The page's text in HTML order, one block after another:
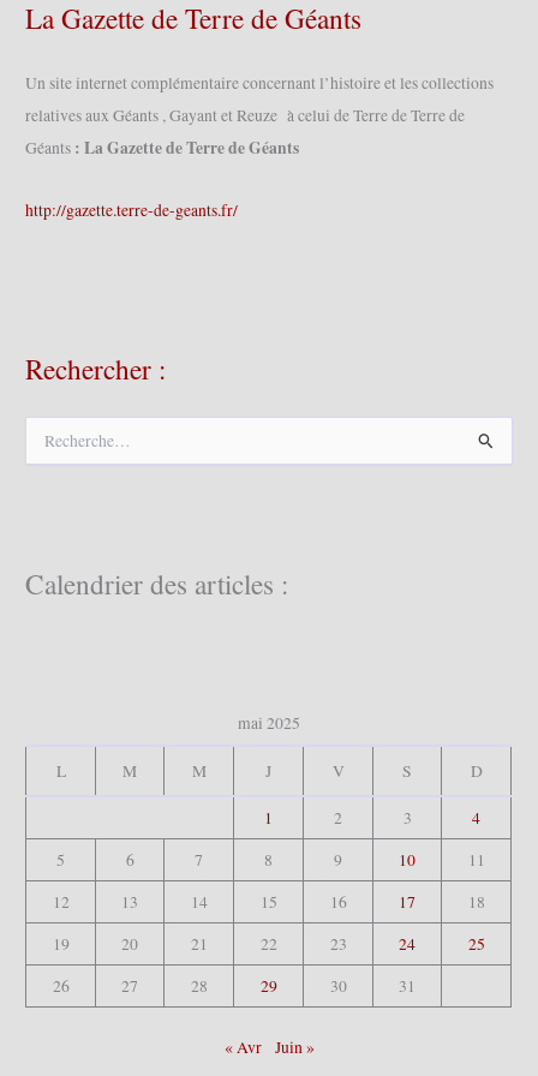
La Gazette de Terre de Géants
Un site internet complémentaire concernant l’histoire et les collections
relatives aux Géants , Gayant et Reuze à celui de Terre de Terre de
Géants : La Gazette de Terre de Géants
http://gazette.terre-de-geants.fr/
Rechercher :
c
h
Calendrier des articles :
mai 2025
L M M J V S D
1 2 3
4
5
6 7 8 9 10
11
12
13 14 15 16 17
18
19
20 21 22 23 24
25
26
27 28 29 30 31
« Avr Juin »